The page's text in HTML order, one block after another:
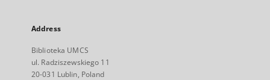
Address
Biblioteka UMCS
ul. Radziszewskiego 11
20-031 Lublin, Poland